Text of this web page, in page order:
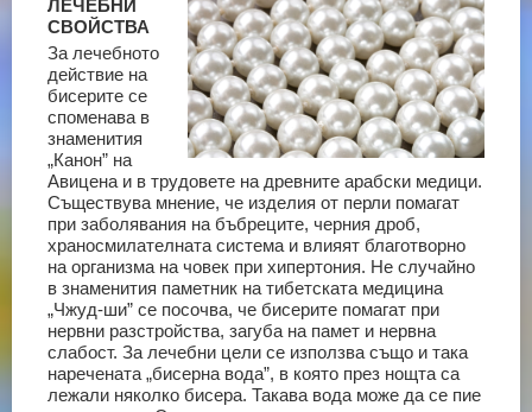
ЛЕЧЕБНИ
СВОЙСТВА
За лечебното
действие на
бисерите се
споменава в
знаменития
„Канон” на
Авицена и в трудовете на древните арабски медици.
Съществува мнение, че изделия от перли помагат
при заболявания на бъбреците, черния дроб,
храносмилателната система и влияят благотворно
на организма на човек при хипертония. Не случайно
в знаменития паметник на тибетската медицина
„Чжуд-ши” се посочва, че бисерите помагат при
нервни разстройства, загуба на памет и нервна
слабост. За лечебни цели се използва също и така
наречената „бисерна вода”, в която през нощта са
лежали няколко бисера. Такава вода може да се пие